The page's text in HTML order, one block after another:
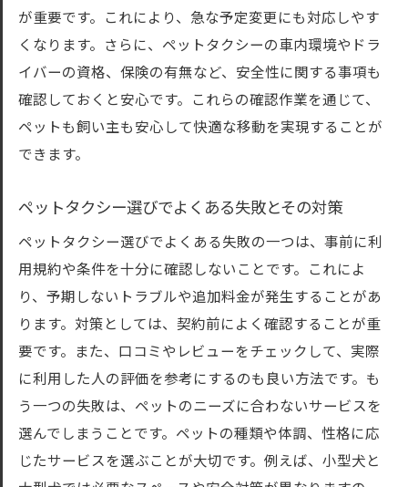
が重要です。これにより、急な予定変更にも対応しやす
くなります。さらに、ペットタクシーの車内環境やドラ
イバーの資格、保険の有無など、安全性に関する事項も
確認しておくと安心です。これらの確認作業を通じて、
ペットも飼い主も安心して快適な移動を実現することが
できます。
ペットタクシー選びでよくある失敗とその対策
ペットタクシー選びでよくある失敗の一つは、事前に利
用規約や条件を十分に確認しないことです。これによ
り、予期しないトラブルや追加料金が発生することがあ
ります。対策としては、契約前によく確認することが重
要です。また、口コミやレビューをチェックして、実際
に利用した人の評価を参考にするのも良い方法です。も
う一つの失敗は、ペットのニーズに合わないサービスを
選んでしまうことです。ペットの種類や体調、性格に応
じたサービスを選ぶことが大切です。例えば、小型犬と